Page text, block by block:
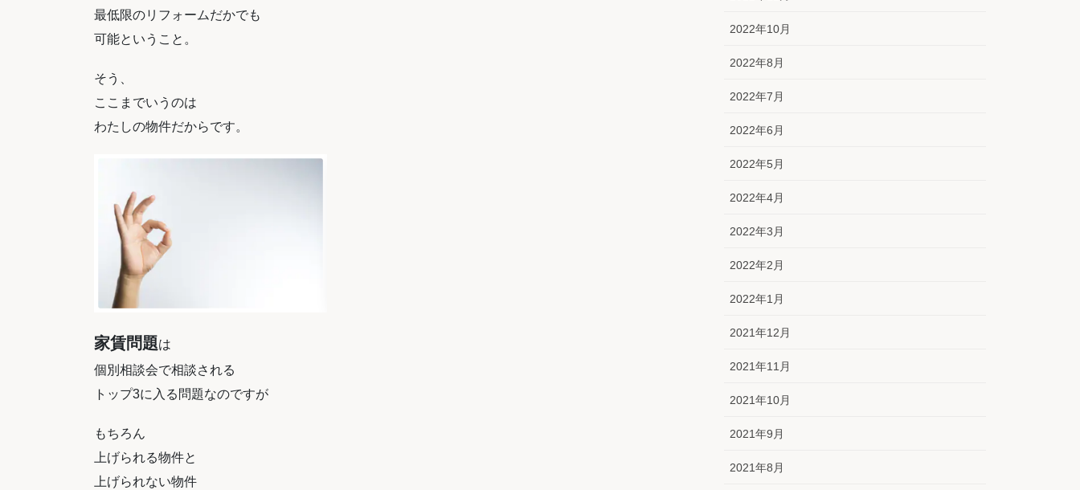
最低限のリフォームだかでも
可能ということ。
そう、
ここまでいうのは
わたしの物件だからです。
家賃問題は
個別相談会で相談される
トップ3に入る問題なのですが
もちろん
上げられる物件と
上げられない物件
2022年10月
2022年8月
2022年7月
2022年6月
2022年5月
2022年4月
2022年3月
2022年2月
2022年1月
2021年12月
2021年11月
2021年10月
2021年9月
2021年8月